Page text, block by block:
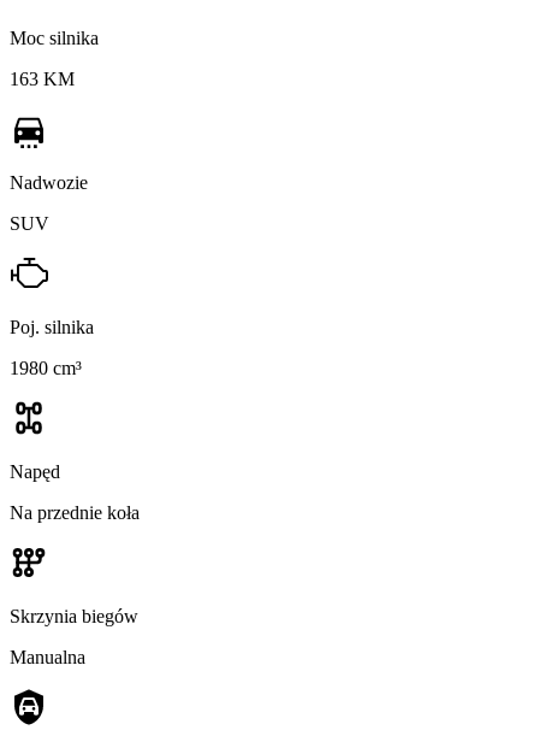
Moc silnika
163 KM
Nadwozie
SUV
Poj. silnika
1980 cm³
Napęd
Na przednie koła
Skrzynia biegów
Manualna